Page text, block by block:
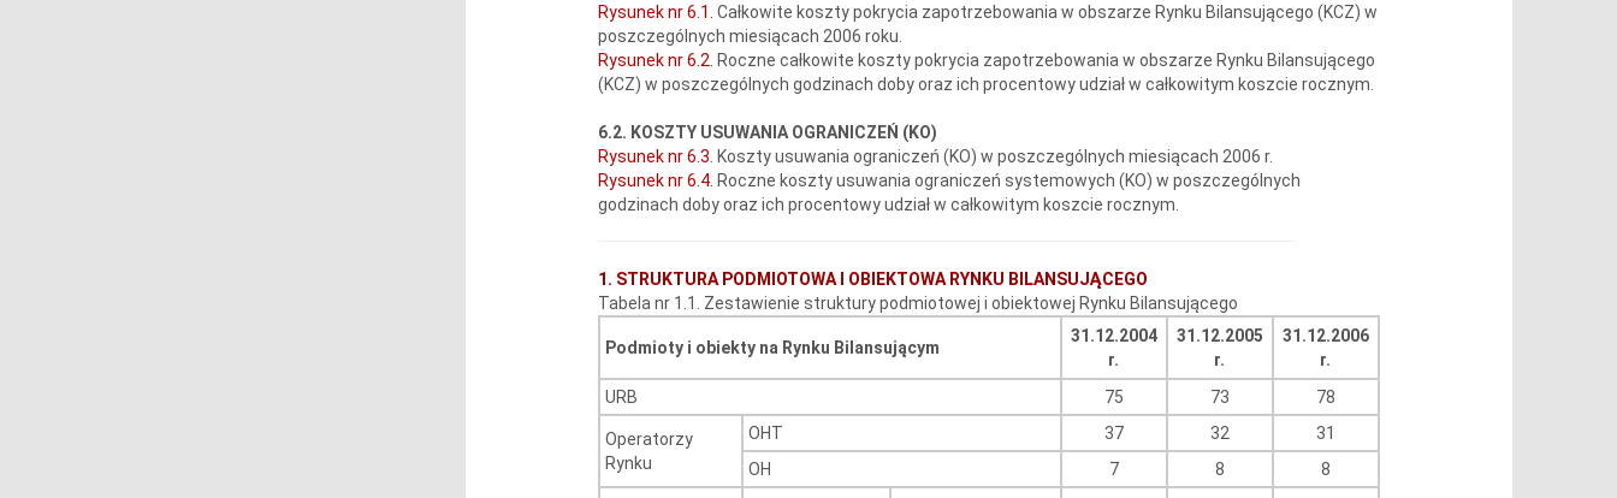
Rysunek nr 6.1. Całkowite koszty pokrycia zapotrzebowania w obszarze Rynku Bilansującego (KCZ) w
poszczególnych miesiącach 2006 roku.
Rysunek nr 6.2. Roczne całkowite koszty pokrycia zapotrzebowania w obszarze Rynku Bilansującego
(KCZ) w poszczególnych godzinach doby oraz ich procentowy udział w całkowitym koszcie rocznym.
6.2. KOSZTY USUWANIA OGRANICZEŃ (KO)
Rysunek nr 6.3 . Koszty usuwania ograniczeń (KO) w poszczególnych miesiącach 2006 r.
Rysunek nr 6.4. Roczne koszty usuwania ograniczeń systemowych (KO) w poszczególnych
godzinach doby oraz ich procentowy udział w całkowitym koszcie rocznym.
1. STRUKTURA PODMIOTOWA I OBIEKTOWA RYNKU BILANSUJĄCEGO
Tabela nr 1.1. Zestawienie struktury podmiotowej i obiektowej Rynku Bilansującego
Podmioty i obiekty na Rynku Bilansującym
31.12.2004
r.
31.12.2005
r.
31.12.2006
r.
URB
75 73 78
Operatorzy
Rynku
OHT 37 32
31
OH
7 8
8